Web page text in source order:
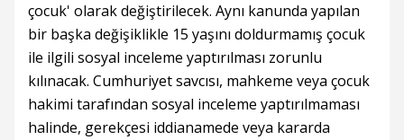
çocuk' olarak değiştirilecek. Aynı kanunda yapılan
bir başka değişiklikle 15 yaşını doldurmamış çocuk
ile ilgili sosyal inceleme yaptırılması zorunlu
kılınacak. Cumhuriyet savcısı, mahkeme veya çocuk
hakimi tarafından sosyal inceleme yaptırılmaması
halinde, gerekçesi iddianamede veya kararda